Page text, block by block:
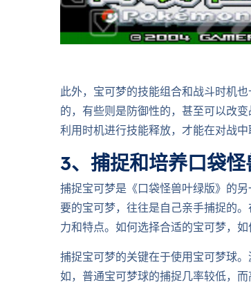
此外，宝可梦的技能组合和战斗时机
的，有些则是防御性的，甚至可以改
利用时机进行技能释放，才能在对战中
3、捕捉和培养口袋怪
捕捉宝可梦是《口袋怪兽叶绿版》的
要的宝可梦，往往是自己亲手捕捉的
力和特点。如何选择合适的宝可梦，
捕捉宝可梦的关键在于使用宝可梦球
如，普通宝可梦球的捕捉几率较低，